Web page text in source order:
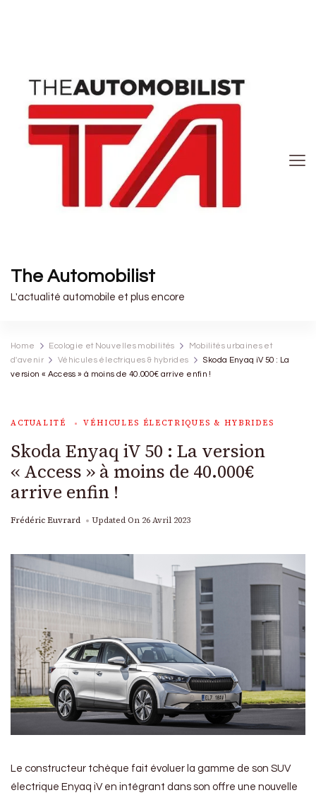
The Automobilist
L'actualité automobile et plus encore
Home Ecologie et Nouvelles mobilités
Mobilités urbaines et
d'avenir
Véhicules électriques & hybrides
Skoda Enyaq iV 50 : La
version « Access » à moins de 40.000€ arrive enfin !
ACTUALITÉ VÉHICULES ÉLECTRIQUES & HYBRIDES
Skoda Enyaq iV 50 : La version
« Access » à moins de 40.000€
arrive enfin !
Frédéric Euvrard Updated On 26 Avril 2023
Le constructeur tchèque fait évoluer la gamme de son SUV
électrique Enyaq iV en intégrant dans son offre une nouvelle